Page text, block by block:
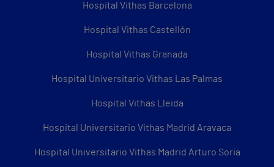
Hospital Vithas Barcelona
Hospital Vithas Castellón
Hospital Vithas Granada
Hospital Universitario Vithas Las Palmas
Hospital Vithas Lleida
Hospital Universitario Vithas Madrid Aravaca
Hospital Universitario Vithas Madrid Arturo Soria